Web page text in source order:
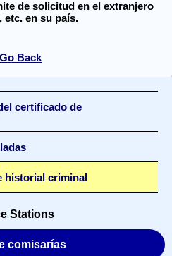
de solicitud en el extranjero
etc. en su país.
Go Back
certificado de
historial criminal
Stations
comisarías